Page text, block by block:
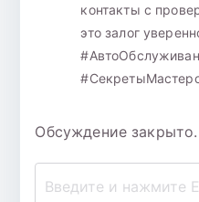
контакты с
это залог
Обсуждение закрыто.